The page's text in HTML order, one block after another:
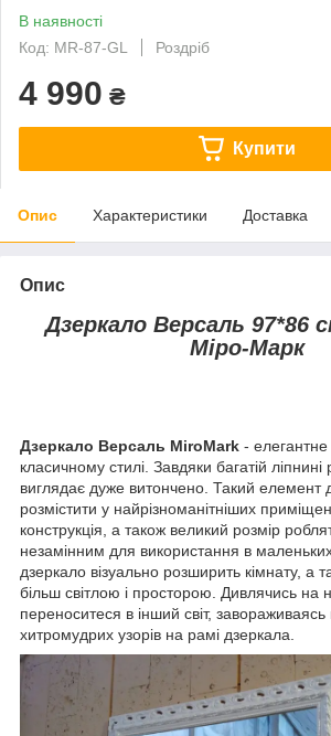
В наявності
Код: MR-87-GL
Роздріб
4 990 ₴
Купити
Опис Характеристики Доставка
Опис
Дзеркало Версаль 97*86
Міро-Марк
Дзеркало Версаль MiroMark -
класичному стилі. Завдяки багатій
виглядає дуже витончено. Такий елемент
розмістити у найрізноманітніших
конструкція, а також великий розмір
незамінним для використання в
дзеркало візуально розширить кімнату, а
більш світлою і просторою. Дивлячись на
переноситеся в інший світ,
хитромудрих узорів на рамі дзеркала.